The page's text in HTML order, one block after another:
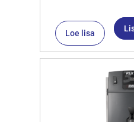
Loe lisa